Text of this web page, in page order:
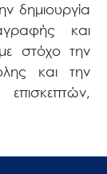
δημιουργία
και
στόχο την
και την
επισκεπτών,